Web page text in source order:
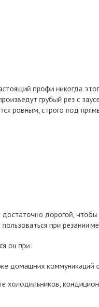
профи никогда
грубый рез с
ровным, строго под
дорогой, чтобы
при резании
он при:
домашних коммуникаций
холодильников,